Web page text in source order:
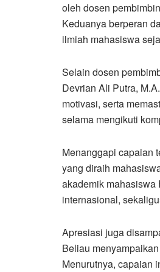
oleh dosen
Keduanya berperan
ilmiah mahasiswa
Selain dosen
Devrian Ali Putra,
motivasi, serta
selama mengikuti
Menanggapi capaian
yang diraih
akademik mahasiswa
internasional,
Apresiasi juga
Beliau
Menurutnya, capaian